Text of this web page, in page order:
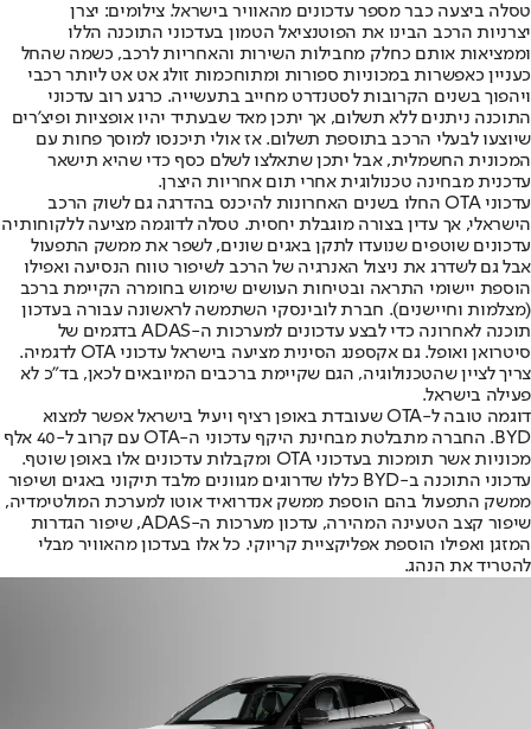
טסלה ביצעה כבר מספר עדכונים מהאוויר בישראל. צילומים: יצרן
יצרניות הרכב הבינו את הפוטנציאל הטמון בעדכוני התוכנה הללו
וממציאות אותם כחלק מחבילות השירות והאחריות לרכב, כשמה שהחל
כעניין כאפשרות במכוניות ספורות ומתוחכמות זולג אט אט ליותר רכבי
ויהפוך בשנים הקרובות לסטנדרט מחייב בתעשייה. כרגע רוב עדכוני
התוכנה ניתנים ללא תשלום, אך יתכן מאד שבעתיד יהיו אופציות ופיצ’רים
שיוצעו לבעלי הרכב בתוספת תשלום. אז אולי תיכנסו למוסך פחות עם
המכונית החשמלית, אבל יתכן שתאלצו לשלם כסף כדי שהיא תישאר
עדכנית מבחינה טכנולוגית אחרי תום אחריות היצרן.
עדכוני OTA החלו בשנים האחרונות להיכנס בהדרגה גם לשוק הרכב
הישראלי, אך עדין בצורה מוגבלת יחסית. טסלה לדוגמה מציעה ללקוחותיה
עדכונים שוטפים שנועדו לתקן באגים שונים, לשפר את ממשק התפעול
אבל גם לשדרג את ניצול האנרגיה של הרכב לשיפור טווח הנסיעה ואפילו
הוספת יישומי התראה ובטיחות העושים שימוש בחומרה הקיימת ברכב
(מצלמות וחיישנים). חברת לובינסקי השתמשה לראשונה עבורה בעדכון
תוכנה לאחרונה כדי לבצע עדכונים למערכות ה-ADAS בדגמים של
סיטרואן ואופל. גם אקספנג הסינית מציעה בישראל עדכוני OTA לדגמיה.
צריך לציין שהטכנולוגיה, הגם שקיימת ברכבים המיובאים לכאן, בד”כ לא
פעילה בישראל.
דוגמה טובה ל-OTA שעובדת באופן רציף ויעיל בישראל אפשר למצוא
BYD. החברה מתבלטת מבחינת היקף עדכוני ה-OTA עם קרוב ל-40 אלף
מכוניות אשר תומכות בעדכוני OTA ומקבלות עדכונים אלו באופן שוטף.
עדכוני התוכנה ב-BYD כללו שדרוגים מגוונים מלבד תיקוני באגים ושיפור
ממשק התפעול בהם הוספת ממשק אנדרואיד אוטו למערכת המולטימדיה,
שיפור קצב הטעינה המהירה, עדכון מערכות ה-ADAS, שיפור הגדרות
המזגן ואפילו הוספת אפליקציית קריוקי. כל אלו בעדכון מהאוויר מבלי
להטריד את הנהג.